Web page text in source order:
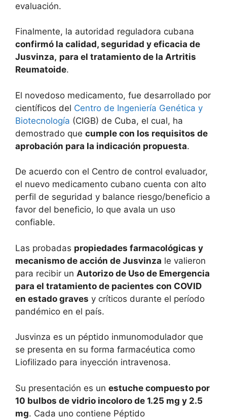
evaluación.
Finalmente, la autoridad reguladora cubana
confirmó la calidad, seguridad y eficacia de
Jusvinza, para el tratamiento de la Artritis
Reumatoide.
El novedoso medicamento, fue desarrollado por
científicos del Centro de Ingeniería Genética y
Biotecnología (CIGB) de Cuba, el cual, ha
demostrado que cumple con los requisitos de
aprobación para la indicación propuesta.
De acuerdo con el Centro de control evaluador,
el nuevo medicamento cubano cuenta con alto
perfil de seguridad y balance riesgo/beneficio a
favor del beneficio, lo que avala un uso
confiable.
Las probadas propiedades farmacológicas y
mecanismo de acción de Jusvinza le valieron
para recibir un Autorizo de Uso de Emergencia
para el tratamiento de pacientes con COVID
en estado graves y críticos durante el período
pandémico en el país.
Jusvinza es un péptido inmunomodulador que
se presenta en su forma farmacéutica como
Liofilizado para inyección intravenosa.
Su presentación es un estuche compuesto por
10 bulbos de vidrio incoloro de 1.25 mg y 2.5
mg. Cada uno contiene Péptido